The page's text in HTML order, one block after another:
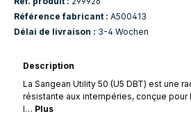
Référence fabricant : A500413
Délai de livraison : 3-4 Wochen
Description
La Sangean Utility 50 (U5 DBT) est une
résistante aux intempéries, conçue
l… Plus